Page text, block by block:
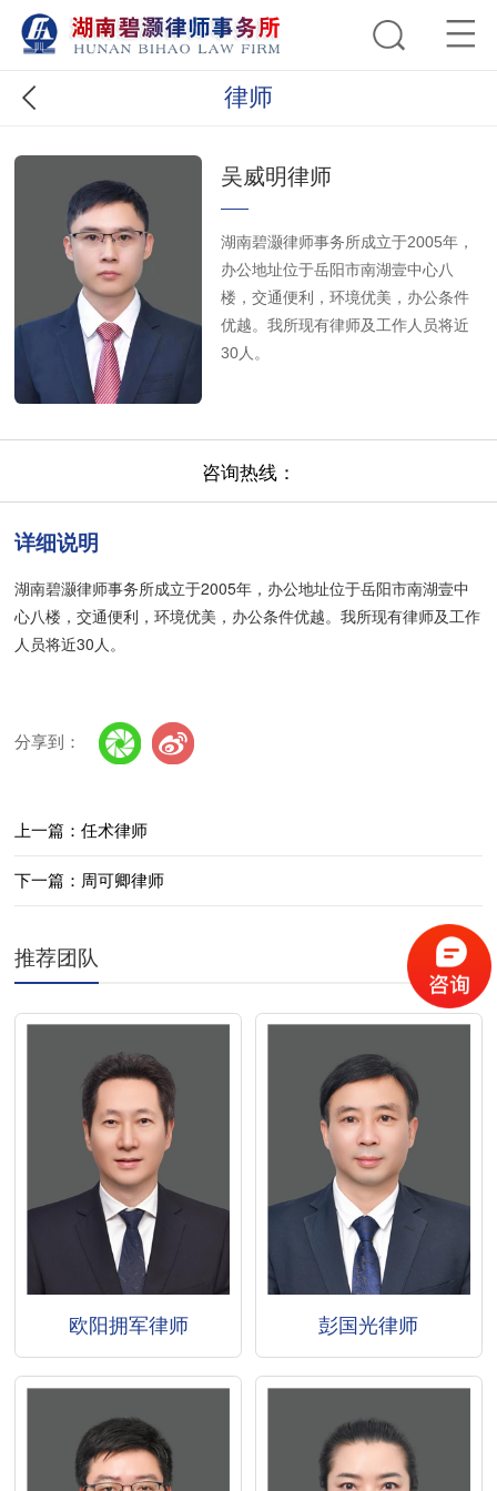
律师
吴威明律师
湖南碧灏律师事务所成立于2005年，
办公地址位于岳阳市南湖壹中心八
楼，交通便利，环境优美，办公条件
优越。我所现有律师及工作人员将近
30人。
咨询热线：
详细说明
湖南碧灏律师事务所成立于2005年，办公地址位于岳阳市南湖壹中
心八楼，交通便利，环境优美，办公条件优越。我所现有律师及工作
人员将近30人。
分享到：
上一篇：任术律师
下一篇：周可卿律师
更多>>
推荐团队
欧阳拥军律师 彭国光律师